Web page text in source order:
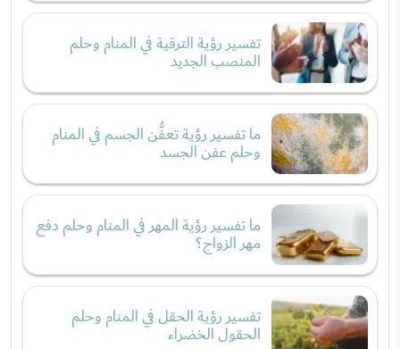
تفسير رؤية الترقية في المنام وحلم
المنصب الجديد
ما تفسير رؤية تعفُّن الجسم في المنام
وحلم عفن الجسد
ما تفسير رؤية المهر في المنام وحلم دفع
مهر الزواج؟
تفسير رؤية الحقل في المنام وحلم
الحقول الخضراء